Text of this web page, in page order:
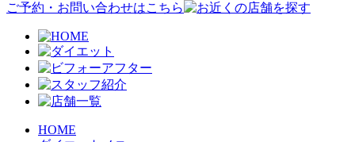
ご予約・お問い合わせはこちら
HOME